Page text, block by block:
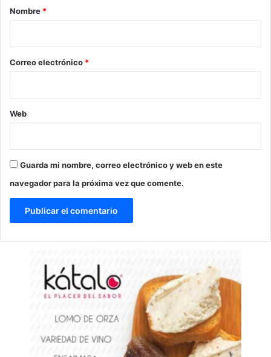
r
*
Nombre *
Correo electrónico *
Web
Guarda mi nombre, correo electrónico y web en este
navegador para la próxima vez que comente.